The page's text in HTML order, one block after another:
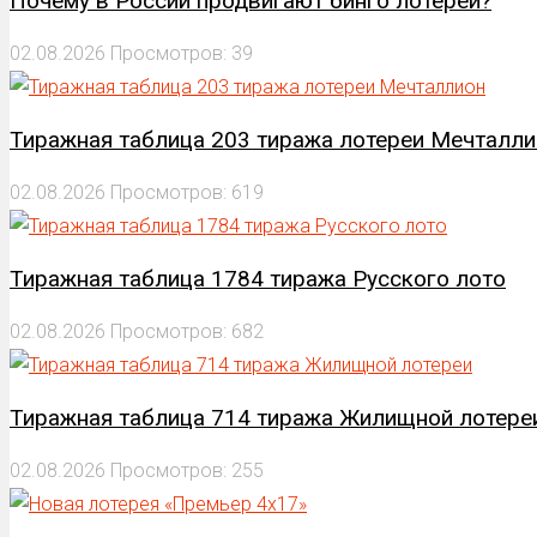
02.08.2026 Просмотров: 39
Тиражная таблица 203 тиража лотереи
02.08.2026 Просмотров: 619
Тиражная таблица 1784 тиража Русского лото
02.08.2026 Просмотров: 682
Тиражная таблица 714 тиража Жилищной
02.08.2026 Просмотров: 255